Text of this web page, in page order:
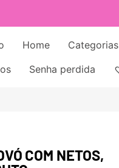
Home Categorias
Senha perdida
COM NETOS,